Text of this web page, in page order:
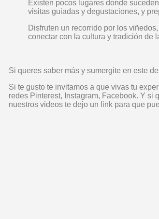
Existen pocos lugares donde
visitas guiadas y degustaciones, y
Disfruten un recorrido por los
conectar con la cultura y tradición de
Si queres saber más y sumergite en este
Si te gusto te invitamos a que vivas tu
redes Pinterest, Instagram, Facebook. Y si
nuestros videos te dejo un link para que